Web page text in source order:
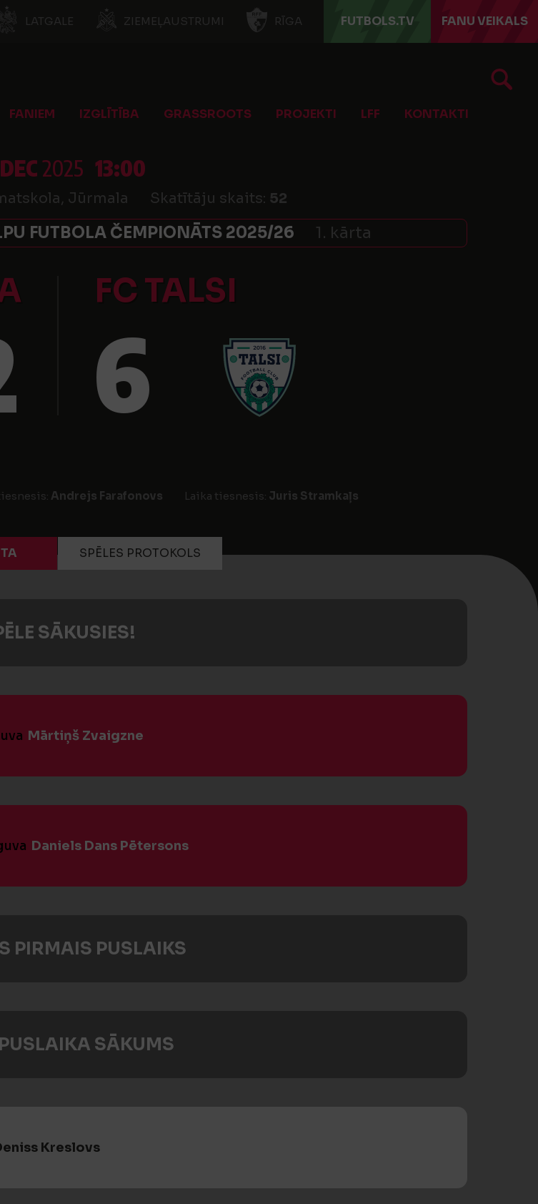
LATGALE ZIEMEĻAUSTRUMI RĪGA FUTBOLS.TV FANU VEIKALS
FANIEM IZGLĪTĪBA GRASSROOTS PROJEKTI LFF KONTAKTI
2025 13:00
Jūrmala Skatītāju skaits: 52
FUTBOLA ČEMPIONĀTS 2025/26 1. kārta
FC TALSI
6
Andrejs Farafonovs Laika tiesnesis: Juris Stramkaļs
SPĒLES PROTOKOLS
SĀKUSIES!
Mārtiņš Zvaigzne
Daniels Dans Pētersons
PIRMAIS PUSLAIKS
SĀKUMS
Kreslovs